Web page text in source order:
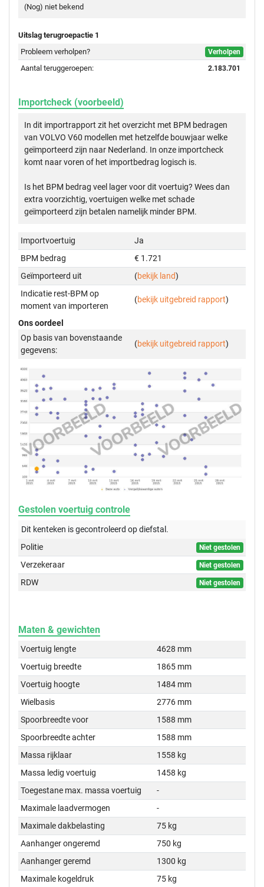
(Nog) niet bekend
Uitslag terugroepactie 1
Probleem verholpen?
Verholpen
Aantal teruggeroepen: 2.183.701
Importcheck (voorbeeld)
In dit importrapport zit het overzicht met BPM bedragen
van VOLVO V60 modellen met hetzelfde bouwjaar welke
geïmporteerd zijn naar Nederland. In onze importcheck
komt naar voren of het importbedrag logisch is.
Is het BPM bedrag veel lager voor dit voertuig? Wees dan
extra voorzichtig, voertuigen welke met schade
geïmporteerd zijn betalen namelijk minder BPM.
Importvoertuig
Ja
BPM bedrag
€ 1.721
Geïmporteerd uit
(bekijk land)
Indicatie rest-BPM op
moment van importeren
(bekijk uitgebreid rapport)
Ons oordeel
Op basis van bovenstaande
gegevens:
(bekijk uitgebreid rapport)
Gestolen voertuig controle
Dit kenteken is gecontroleerd opdiefstal.
Politie
Niet gestolen
Verzekeraar Niet gestolen
RDW Niet gestolen
Maten & gewichten
Voertuig lengte
4628 mm
Voertuig breedte
1865 mm
Voertuig hoogte
1484 mm
Wielbasis
2776 mm
Spoorbreedte voor
1588 mm
Spoorbreedte achter
1588 mm
Massa rijklaar
1558 kg
Massa ledig voertuig
1458 kg
Toegestane max. massa voertuig
-
Maximale laadvermogen
-
Maximale dakbelasting
75 kg
Aanhanger ongeremd
750 kg
Aanhanger geremd
1300 kg
Maximale kogeldruk
75 kg